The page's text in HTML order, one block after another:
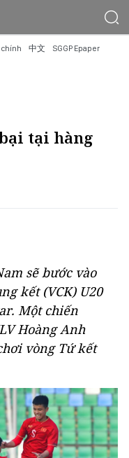
chính 中文 SGGP Epaper
tại hàng
sẽ bước vào
kết (VCK) U20
Một chiến
Hoàng Anh
vòng Tứ kết